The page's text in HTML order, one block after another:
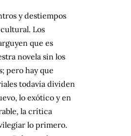
y destiempos
Los
que es
novela sin los
pero hay que
todavía dividen
lo exótico y en
la crítica
lo primero.